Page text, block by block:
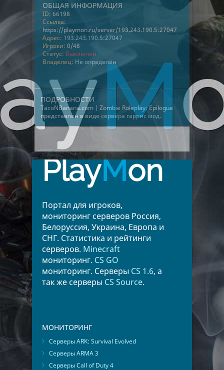
ОБЩАЯ ИНФОРМАЦИЯ
ID: 66198
Ссылка:
https://playmon.ru/server/193.243.190.5:27047
Адрес: 193.243.190.5:27047
Игроки: 0/48
Статус: Выключен
Владелец: Не определён
ПОДРОБНОСТИ
TacoNBanana.com | Zombie Roleplay: Epilogue
представлен в виде сервера гаррис мод.
PlayMon
Портал для игроков,
мониторинг серверов Россия,
Белоруссия, Украина, Европа и
СНГ. Статистика и рейтинги
серверов. Minecraft
мониторинг. CS GO
мониторинг. Серверы CS 1.6, а
так же серверы CS Source.
МОНИТОРИНГ
Серверы ARK: Survival Evolved
Серверы ARMA 3
Серверы Call of Duty 4